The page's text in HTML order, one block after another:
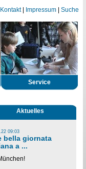
Kontakt| Impressum Suche
Service
Aktuelles
09:03
bella giornata
a ...